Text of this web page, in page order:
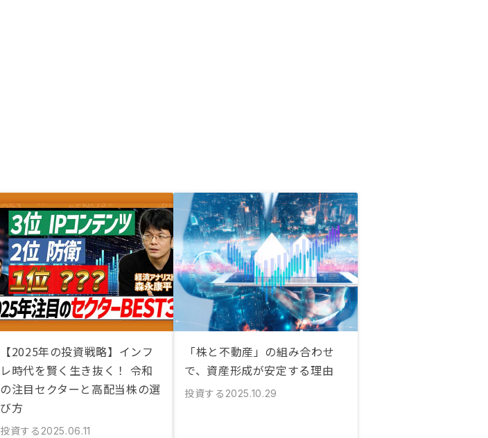
【2025年の投資戦略】インフ
レ時代を賢く生き抜く！ 令和
の注目セクターと高配当株の選
び方
投資する 2025.06.11
「株と不動産」の組み合わせ
で、資産形成が安定する理由
投資する 2025.10.29